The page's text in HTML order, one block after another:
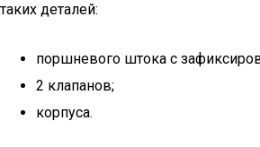
таких деталей:
поршневого штока с
2 клапанов;
корпуса.